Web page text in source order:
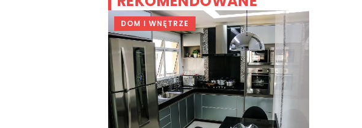
DOM I WNĘTRZE